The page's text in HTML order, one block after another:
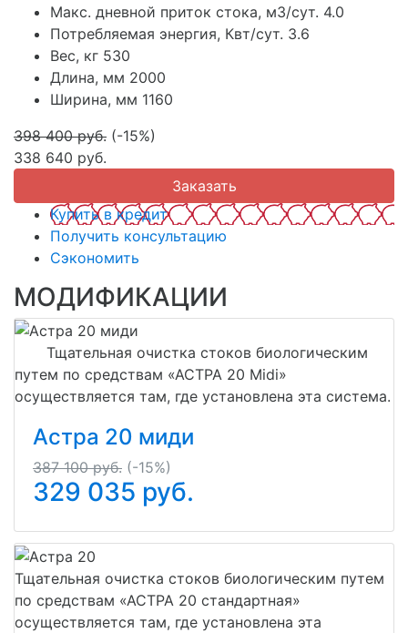
Макс. дневной приток стока, м3/сут. 4.0
Потребляемая энергия, Квт/сут. 3.6
Вес, кг 530
Длина, мм 2000
Ширина, мм 1160
398 400 руб. (-15%)
338 640 руб.
Заказать
Купить в кредит
Получить консультацию
Сэкономить
МОДИФИКАЦИИ
Тщательная очистка стоков биологическим
путем по средствам «АСТРА 20 Midi»
осуществляется там, где установлена эта система.
Астра 20 миди
387 100 руб. (-15%)
329 035 руб.
Тщательная очистка стоков биологическим путем
по средствам «АСТРА 20 стандартная»
осуществляется там, где установлена эта